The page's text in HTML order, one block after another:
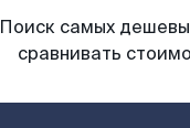
Поиск самых
сравнивать